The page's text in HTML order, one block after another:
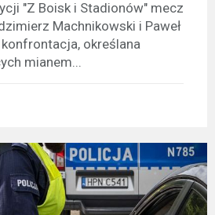
"Z Boisk i Stadionów" mecz
Machnikowski i Paweł
określana
mianem...